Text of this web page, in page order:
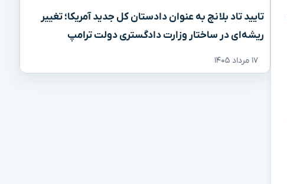
تایید تاد بلانچ به عنوان دادستان کل جدید آمریکا؛ تغییر
ریشه‌ای در ساختار وزارت دادگستری دولت ترامپ
۱۷ مرداد ۱۴۰۵